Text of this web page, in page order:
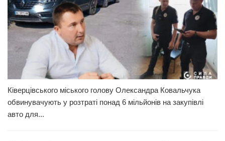
Ківерцівського міського голову Олександра Ковальчука
обвинувачують у розтраті понад 6 мільйонів на закупівлі
авто для...